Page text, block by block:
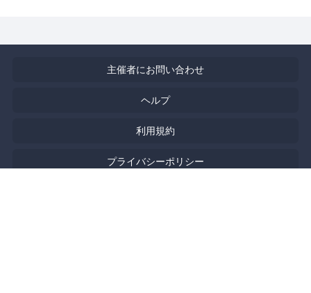
主催者にお問い合わせ
ヘルプ
利用規約
プライバシーポリシー